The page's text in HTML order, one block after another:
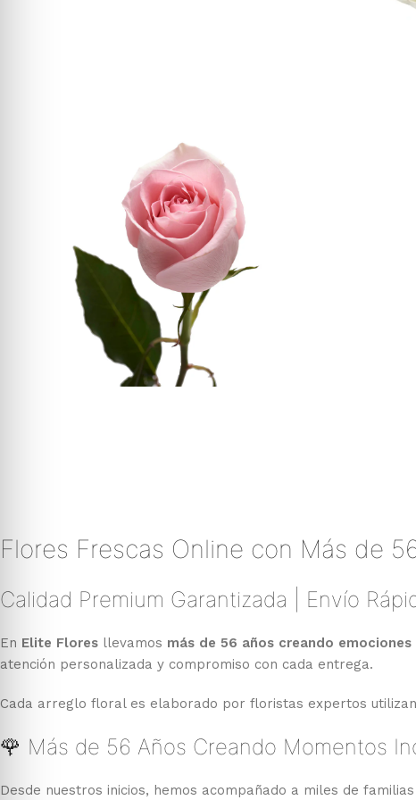
Flores Frescas Online con Más de
Calidad Premium Garantizada | Envío
En Elite Flores llevamos más de 56 años creando
atención personalizada y compromiso con cada entrega.
Cada arreglo floral es elaborado por floristas expertos
🌹 Más de 56 Años Creando Momentos
Desde nuestros inicios, hemos acompañado a miles de